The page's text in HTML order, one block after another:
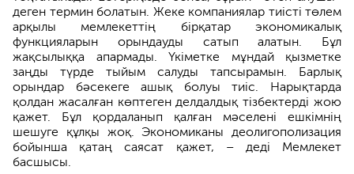
деген термин болатын. Жеке компаниялар тиісті төлем
арқылы мемлекеттің бірқатар экономикалық
функцияларын орындауды сатып алатын. Бұл
жақсылыққа апармады. Үкіметке мұндай қызметке
заңды түрде тыйым салуды тапсырамын. Барлық
орындар бәсекеге ашық болуы тиіс. Нарықтарда
қолдан жасалған көптеген делдалдық тізбектерді жою
қажет. Бұл қордаланып қалған мәселені ешкімнің
шешуге құлқы жоқ. Экономиканы деолигополизация
бойынша қатаң саясат қажет, – деді Мемлекет
басшысы.